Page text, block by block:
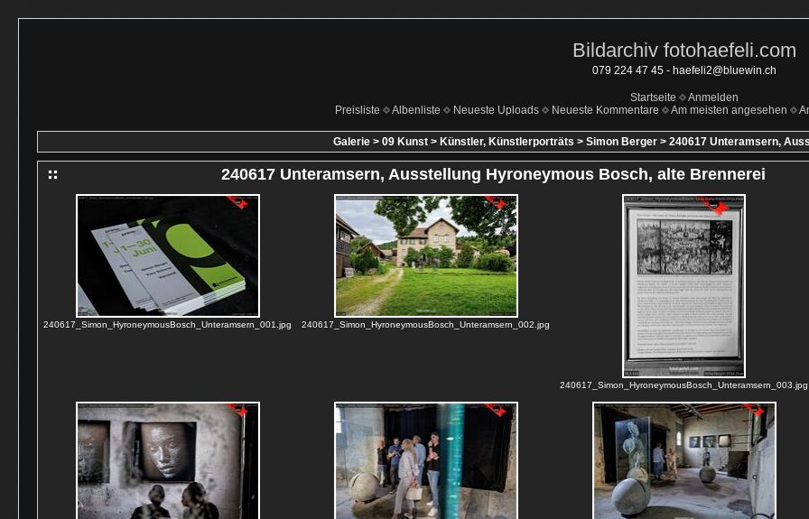
Bildarchiv fotohaefeli.com
079 224 47 45 - haefeli2@bluewin.ch
Startseite
Anmelden
Preisliste
Albenliste Neueste Uploads Neueste Kommentare Am meisten angesehen
Galerie> 09 Kunst> Künstler, Künstlerporträts > Simon Berger> 240617 Unteramsern,
240617 Unteramsern, Ausstellung Hyroneymous Bosch, alte Brennerei
240617_Simon_HyroneymousBosch_Unteramsern_001.jpg 240617_Simon_HyroneymousBosch_Unteramsern_002.jpg
240617_Simon_HyroneymousBosch_Unteramsern_003.jpg